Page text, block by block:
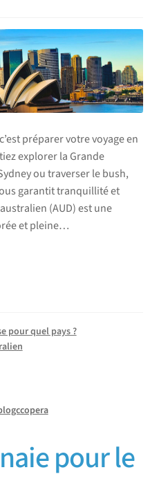
préparer votre voyage en
explorer la Grande
ou traverser le bush,
garantit tranquillité et
(AUD) est une
et pleine…
pour quel pays ?
pour le